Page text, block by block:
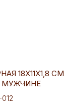
18Х11Х1,8 СМ
МУЖЧИНЕ